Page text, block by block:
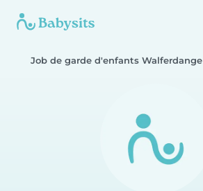
Job de garde d'enfants Walferdange